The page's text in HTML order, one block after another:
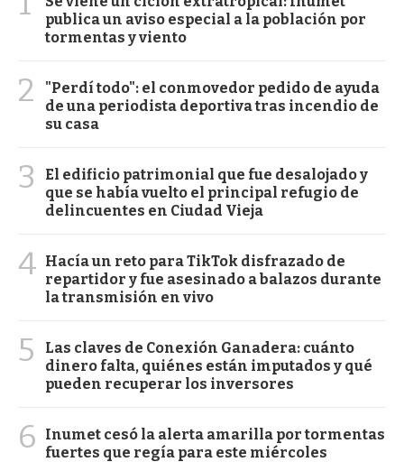
publica un aviso especial a la población por
tormentas y viento
2
"Perdí todo": el conmovedor pedido de ayuda
de una periodista deportiva tras incendio de
su casa
3
El edificio patrimonial que fue desalojado y
que se había vuelto el principal refugio de
delincuentes en Ciudad Vieja
4 Hacía un reto para TikTok disfrazado de
repartidor y fue asesinado a balazos durante
la transmisión en vivo
5
Las claves de Conexión Ganadera: cuánto
dinero falta, quiénes están imputados y qué
pueden recuperar los inversores
6
Inumet cesó la alerta amarilla por tormentas
fuertes que regía para este miércoles